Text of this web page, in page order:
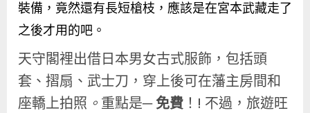
裝備，竟然還有長短槍枝，應該是在宮本武藏走了
之後才用的吧。
天守閣裡出借日本男女古式服飾，包括頭
套、摺扇、武士刀，穿上後可在藩主房間和
座轎上拍照 。 重點是─免費 ！! 不過，旅遊旺